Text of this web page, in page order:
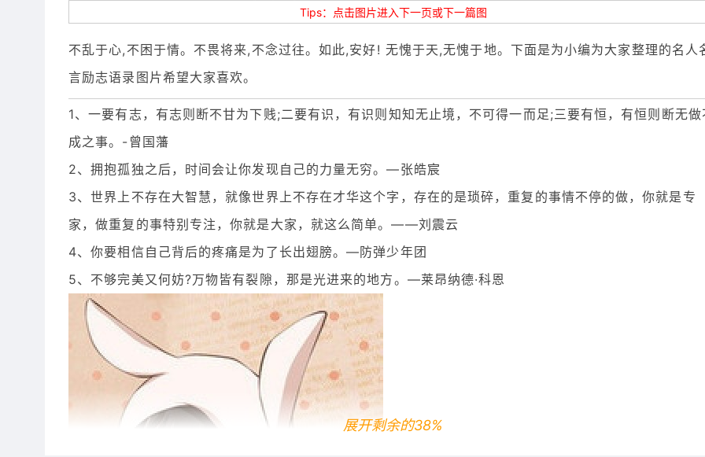
Tips：点击图片进入下一页或下一篇图
不乱于心,不困于情。不畏将来,不念过往。如此,安好! 无愧于天,无愧于地。下面是为小编为大家整理的名人
言励志语录图片希望大家喜欢。
1、一要有志，有志则断不甘为下贱;二要有识，有识则知知无止境，不可得一而足;三要有恒，有恒则断无做
成之事。-曾国藩
2、拥抱孤独之后，时间会让你发现自己的力量无穷。—张皓宸
3、世界上不存在大智慧，就像世界上不存在才华这个字，存在的是琐碎，重复的事情不停的做，你就是专
家，做重复的事特别专注，你就是大家，就这么简单。——刘震云
4、你要相信自己背后的疼痛是为了长出翅膀。—防弹少年团
5、不够完美又何妨?万物皆有裂隙，那是光进来的地方。—莱昂纳德·科恩
展开剩余的38%